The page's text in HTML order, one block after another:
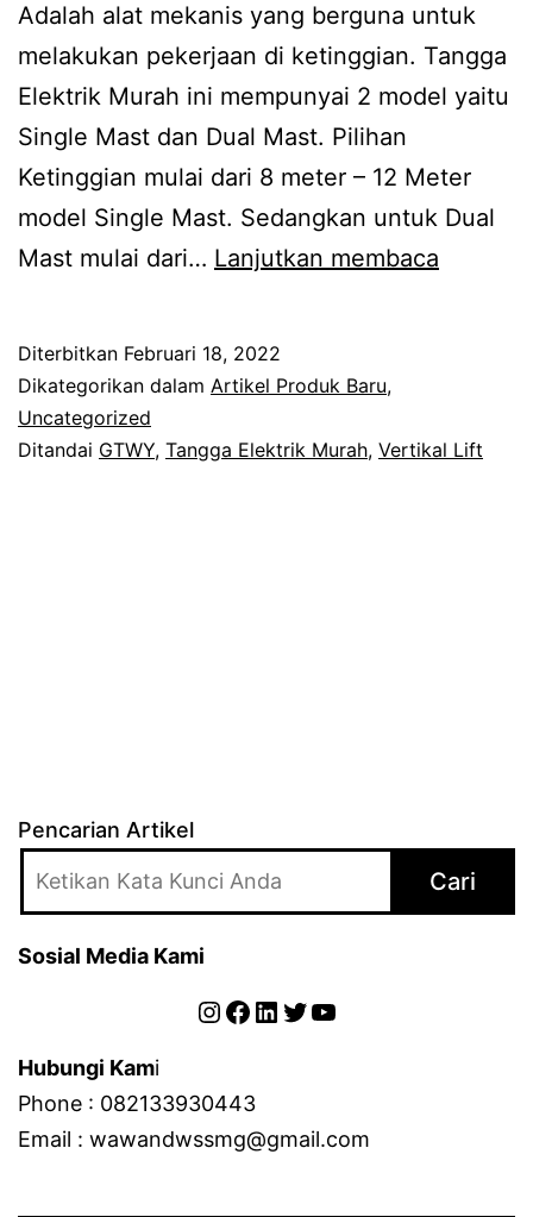
Adalah alat mekanis yang berguna untuk
melakukan pekerjaan di ketinggian. Tangga
Elektrik Murah ini mempunyai 2 model yaitu
Single Mast dan Dual Mast. Pilihan
Ketinggian mulai dari 8 meter – 12 Meter
model Single Mast. Sedangkan untuk Dual
Mast mulai dari… Lanjutkan membaca
Work
Diterbitkan Februari 18, 2022
Dikategorikan dalam Artikel Produk Baru,
Uncategorized
Ditandai GTWY, Tangga Elektrik Murah, Vertikal Lift
Pencarian Artikel
Cari
Sosial Media Kami
Instagram
Facebook
LinkedIn
Twitter
YouTube
Hubungi Kami
Phone : 082133930443
Email : wawandwssmg@gmail.com